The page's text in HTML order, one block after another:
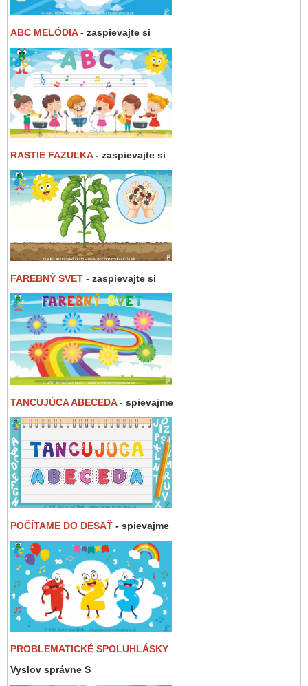
ABC MELÓDIA- zaspievajte si
RASTIE FAZUĽKA- zaspievajte si
FAREBNÝ SVET - zaspievajte si
TANCUJÚCA ABECEDA- spievajme
POČÍTAME DO DESAŤ - spievajme
PROBLEMATICKÉ SPOLUHLÁSKY
Vyslov správne S